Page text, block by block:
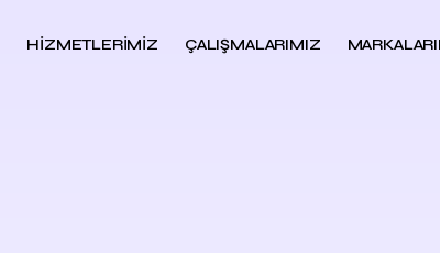
HIZMETLERIMIZ ÇALIŞMALARIMIZ